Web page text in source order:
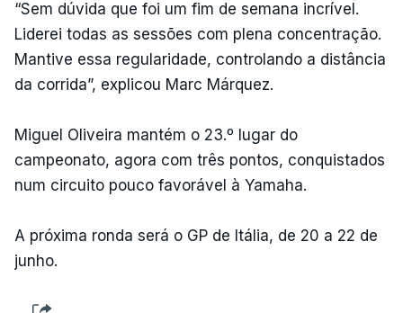
“Sem dúvida que foi um fim de semana incrível.
Liderei todas as sessões com plena concentração.
Mantive essa regularidade, controlando a distância
da corrida”, explicou Marc Márquez.
Miguel Oliveira mantém o 23.º lugar do
campeonato, agora com três pontos, conquistados
num circuito pouco favorável à Yamaha.
A próxima ronda será o GP de Itália, de 20 a 22 de
junho.